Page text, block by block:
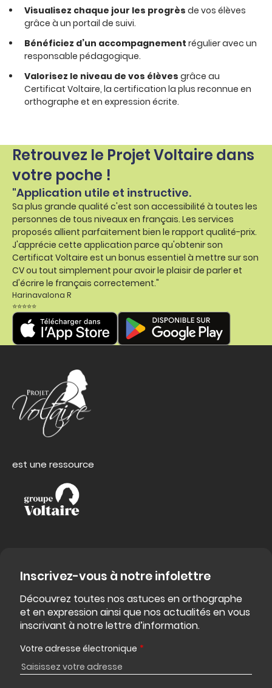
Visualisez chaque jour les progrès de vos élèves
grâce à un portail de suivi.
Bénéficiez d’un accompagnement régulier avec un
responsable pédagogique.
Valorisez le niveau de vos élèves grâce au
Certificat Voltaire, la certification la plus reconnue en
orthographe et en expression écrite.
Retrouvez le Projet Voltaire dans
votre poche !
"Application utile et instructive.
Sa plus grande qualité c'est son accessibilité à toutes les
personnes de tous niveaux en français. Les services
proposés allient parfaitement bien le rapport qualité-prix.
J'apprécie cette application parce qu'obtenir son
Certificat Voltaire est un bonus essentiel à mettre sur son
CV ou tout simplement pour avoir le plaisir de parler et
d'écrire le français correctement."
Harinavalona R
⭐⭐⭐⭐⭐
est une ressource
Inscrivez-vous à notre infolettre
Découvrez toutes nos astuces en orthographe
et en expression ainsi que nos actualités en vous
inscrivant à notre lettre d’information.
Votre adresse électronique *